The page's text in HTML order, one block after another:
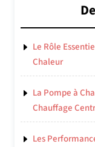
Le Rôle
Chaleur
La Pompe à
Chauffage
Les